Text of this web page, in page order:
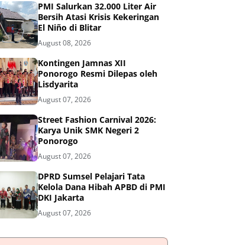
PMI Salurkan 32.000 Liter Air
Bersih Atasi Krisis Kekeringan
El Niño di Blitar
August 08, 2026
Kontingen Jamnas XII
Ponorogo Resmi Dilepas oleh
Lisdyarita
August 07, 2026
Street Fashion Carnival 2026:
Karya Unik SMK Negeri 2
Ponorogo
August 07, 2026
DPRD Sumsel Pelajari Tata
Kelola Dana Hibah APBD di PMI
DKI Jakarta
August 07, 2026